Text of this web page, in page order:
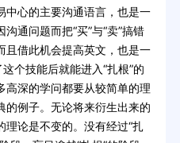
中心的主要沟通语言，也是一
通问题而把“买”与“卖”搞错
且借此机会提高英文，也是一
个技能后就能进入“扎根”的
高深的学问都要从较简单的理
的例子。无论将来衍生出来的
论是不变的。没有经过“扎